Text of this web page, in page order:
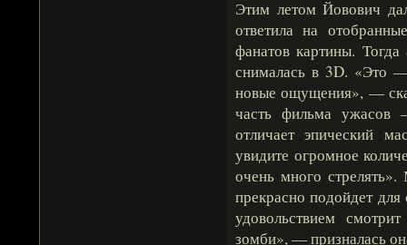
Этим летом Йовович
ответила на
фанатов картины. Тогда
снималась в 3D. «Это
новые ощущения», —
часть фильма ужасов
отличает эпический
увидите огромное
очень много
прекрасно подойдет
удовольствием
зомби», — призналась